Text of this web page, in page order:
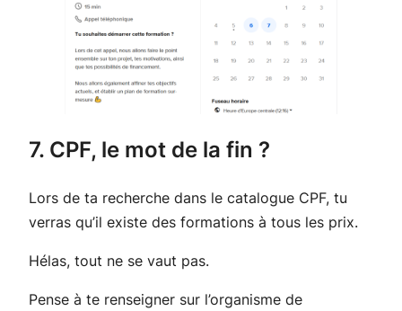
7. CPF, le mot de la fin ?
Lors de ta recherche dans le catalogue CPF, tu
verras qu’il existe des formations à tous les prix.
Hélas, tout ne se vaut pas.
Pense à te renseigner sur l’organisme de